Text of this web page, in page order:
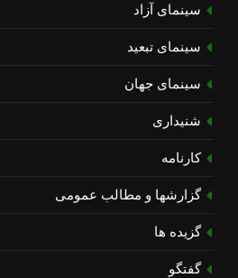
سینمای آزاد
سینمای تبعید
سینمای جهان
شنیداری
کارنامه
گزارشها و مطالب عمومی
گزیده ها
گفتگو